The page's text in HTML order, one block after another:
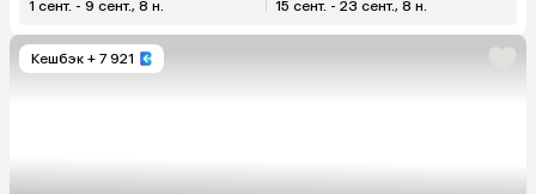
1 сент. - 9 сент., 8 н. 15 сент. - 23 сент., 8 н.
Кешбэк + 7 921